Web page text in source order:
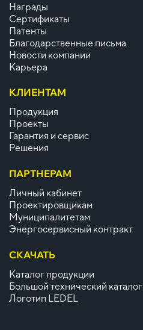
Награды
Сертификаты
Патенты
Благодарственные письма
Новости компании
Карьера
КЛИЕНТАМ
Продукция
Проекты
Гарантия и сервис
Решения
ПАРТНЕРАМ
Личный кабинет
Проектировщикам
Муниципалитетам
Энергосервисный контракт
СКАЧАТЬ
Каталог продукции
Большой технический каталог
Логотип LEDEL